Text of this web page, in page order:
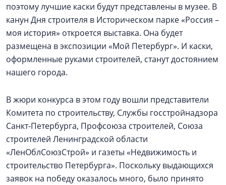
поэтому лучшие каски будут представлены в музее. В
канун Дня строителя в Историческом парке «Россия –
моя история» откроется выставка. Она будет
размещена в экспозиции «Мой Петербург». И каски,
оформленные руками строителей, станут достоянием
нашего города.
В жюри конкурса в этом году вошли представители
Комитета по строительству, Службы госстройнадзора
Санкт-Петербурга, Профсоюза строителей, Союза
строителей Ленинградской области
«ЛенОблСоюзСтрой» и газеты «Недвижимость и
строительство Петербурга». Поскольку выдающихся
заявок на победу оказалось много, было принято